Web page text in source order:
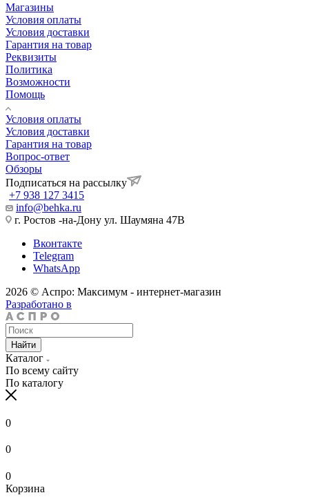
Магазины
Условия оплаты
Условия доставки
Гарантия на товар
Реквизиты
Политика
Возможности
Помощь
Условия оплаты
Условия доставки
Гарантия на товар
Вопрос-ответ
Обзоры
Подписаться на рассылку
+7 938 127 3415
info@behka.ru
г. Ростов -на-Дону ул. Шаумяна 47В
Вконтакте
Telegram
WhatsApp
2026 © Аспро: Максимум - интернет-магазин
Разработано в
Найти
Каталог
По всему сайту
По каталогу
0
0
0
Корзина